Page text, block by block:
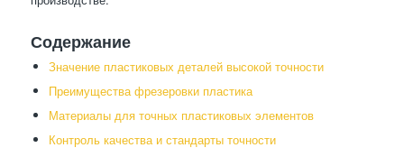
Содержание
Значение пластиковых деталей высокой точности
Преимущества фрезеровки пластика
Материалы для точных пластиковых элементов
Контроль качества и стандарты точности